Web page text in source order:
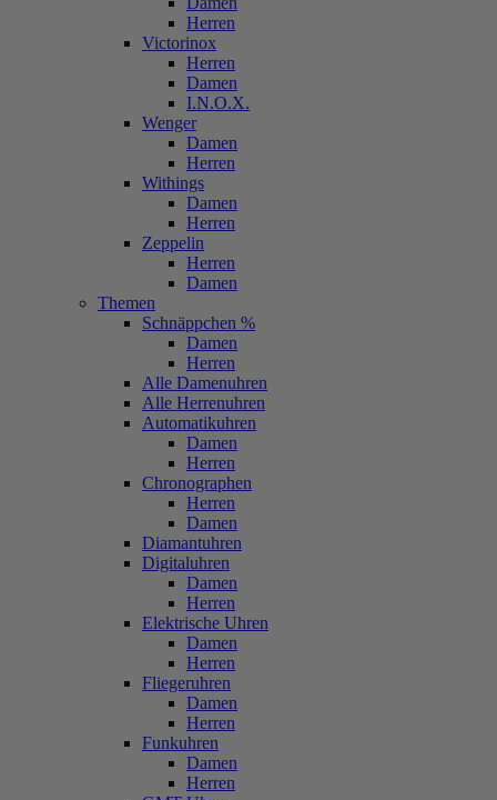
Herren
Victorinox
Herren
Damen
I.N.O.X.
Wenger
Damen
Herren
Withings
Damen
Herren
Zeppelin
Herren
Damen
Themen
Schnäppchen %
Damen
Herren
Alle Damenuhren
Alle Herrenuhren
Automatikuhren
Damen
Herren
Chronographen
Herren
Damen
Diamantuhren
Digitaluhren
Damen
Herren
Elektrische Uhren
Damen
Herren
Fliegeruhren
Damen
Herren
Funkuhren
Damen
Herren